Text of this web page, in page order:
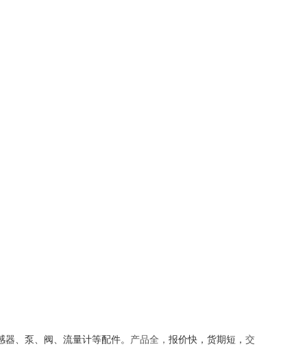
、泵、阀、流量计等配件。 产品全， 报价快，货期短， 交